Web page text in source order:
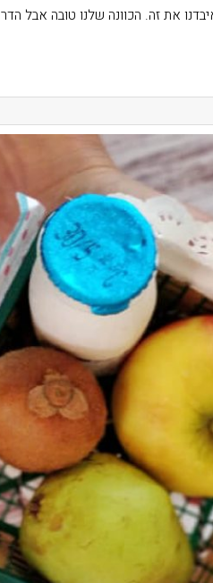
את זה. הכוונה שלנו טובה אבל